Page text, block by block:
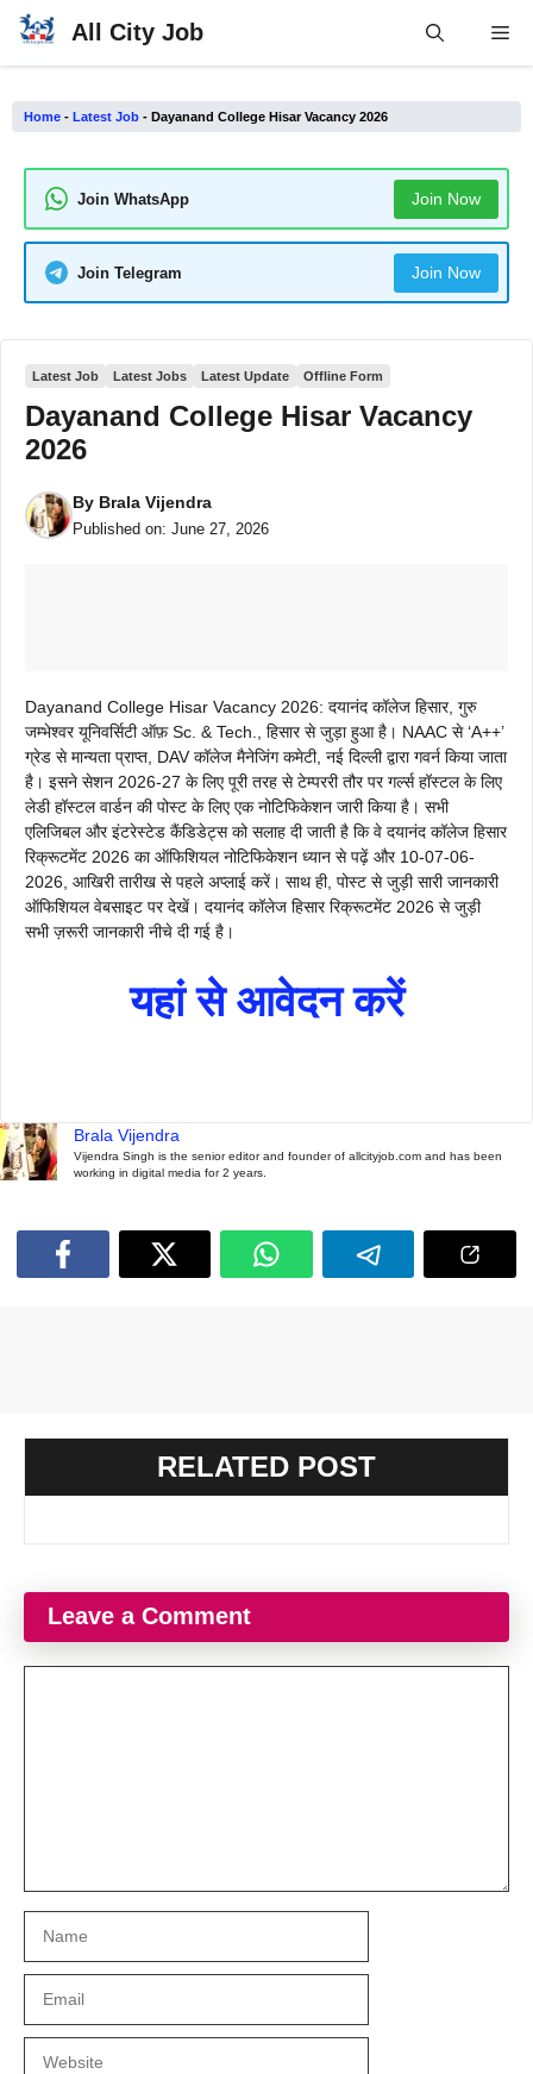
Skip
All City Job
Home - Latest Job - Dayanand College Hisar Vacancy 2026
Join WhatsApp Join Now
Join Telegram Join Now
Latest Job Latest Jobs Latest Update Offline Form
Dayanand College Hisar Vacancy
2026
By Brala Vijendra
Published on: June 27, 2026
Dayanand College Hisar Vacancy 2026: दयानंद कॉलेज हिसार, गुरु
जम्भेश्वर यूनिवर्सिटी ऑफ़ Sc. & Tech., हिसार से जुड़ा हुआ है। NAAC से ‘A++’
ग्रेड से मान्यता प्राप्त, DAV कॉलेज मैनेजिंग कमेटी, नई दिल्ली द्वारा गवर्न किया जाता
है। इसने सेशन 2026-27 के लिए पूरी तरह से टेम्पररी तौर पर गर्ल्स हॉस्टल के लिए
लेडी हॉस्टल वार्डन की पोस्ट के लिए एक नोटिफिकेशन जारी किया है। सभी
एलिजिबल और इंटरेस्टेड कैंडिडेट्स को सलाह दी जाती है कि वे दयानंद कॉलेज हिसार
रिक्रूटमेंट 2026 का ऑफिशियल नोटिफिकेशन ध्यान से पढ़ें और 10-07-06-
2026, आखिरी तारीख से पहले अप्लाई करें। साथ ही, पोस्ट से जुड़ी सारी जानकारी
ऑफिशियल वेबसाइट पर देखें। दयानंद कॉलेज हिसार रिक्रूटमेंट 2026 से जुड़ी
सभी ज़रूरी जानकारी नीचे दी गई है।
यहां से आवेदन करें
Brala Vijendra
Vijendra Singh is the senior editor and founder of allcityjob.com and has been
working in digital media for 2 years.
RELATED POST
Leave a Comment